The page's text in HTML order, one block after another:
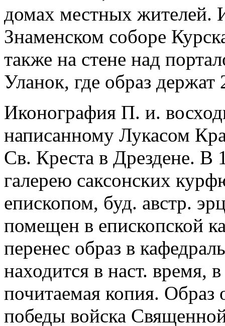
домах местных жителей.
Знаменском соборе
также на стене над
Уланок, где образ
Иконография П. и.
написанному Лукасом
Св. Креста в Дрездене. В
галерею саксонских
епископом, буд. австр.
помещен в епископской
перенес образ в
находится в наст. время,
почитаемая копия. Образ
победы войска